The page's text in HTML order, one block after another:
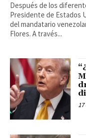
Después de los
Presidente de Estados
del mandatario
Flores. A través...